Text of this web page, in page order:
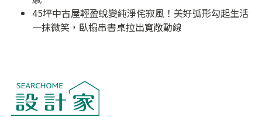
45坪中古屋輕盈蛻變純淨侘寂風！美好弧形勾起生活
一抹微笑，臥榻串書桌拉出寬敞動線